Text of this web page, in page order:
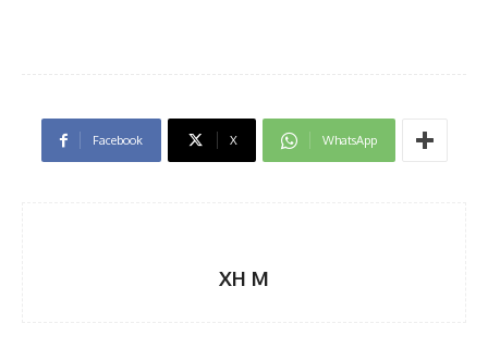
Facebook X WhatsApp
XH M